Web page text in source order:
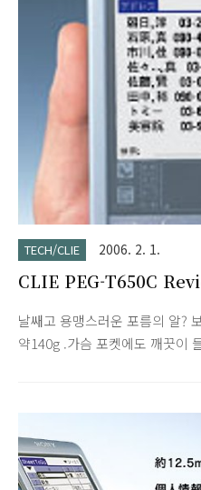
TECH/CLIE 2006. 2. 1.
CLIE PEG-T650C
날쌔고 용맹스러운 포름의 알?
약140g .가슴 포켓에도 깨끗이
정표나 주소장등의PIM 어플리
및 설정에 의해 다른 경우가 있
Dragonball Super VZ 66MHz
있는 슬쩍밀기 다이얼이나 백 버